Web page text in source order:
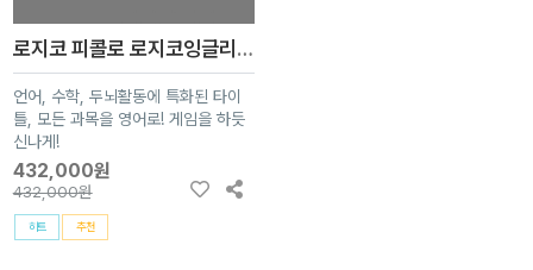
로지코 피콜로 로지코잉글리쉬 풀패키지 (7세~10세)
언어, 수학, 두뇌활동에 특화된 타이
틀, 모든 과목을 영어로! 게임을 하듯
신나게!
432,000원
432,000원
히트 추천